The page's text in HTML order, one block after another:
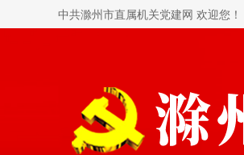
中共滁州市直属机关党建网 欢迎您！